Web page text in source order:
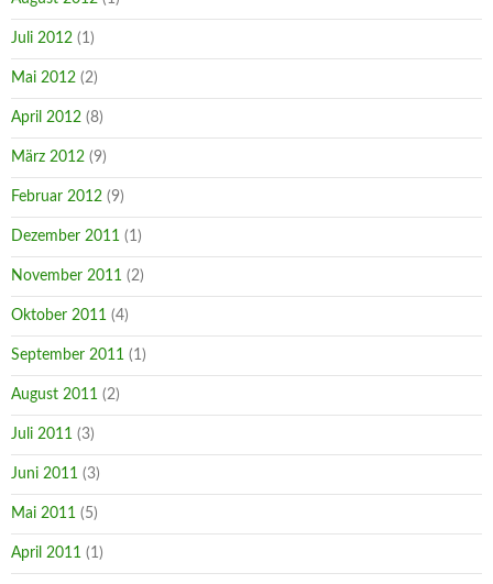
Juli 2012 (1)
Mai 2012 (2)
April 2012 (8)
März 2012 (9)
Februar 2012 (9)
Dezember 2011 (1)
November 2011 (2)
Oktober 2011 (4)
September 2011 (1)
August 2011 (2)
Juli 2011 (3)
Juni 2011 (3)
Mai 2011 (5)
April 2011 (1)